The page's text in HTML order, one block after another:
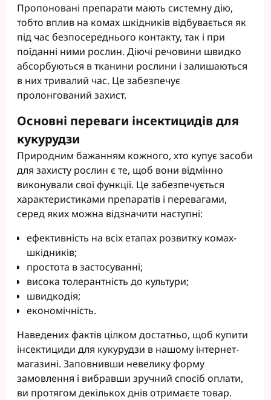
Пропоновані препарати мають системну дію,
тобто вплив на комах шкідників відбувається як
під час безпосереднього контакту, так і при
поїданні ними рослин. Діючі речовини швидко
абсорбуються в тканини рослини і залишаються
в них тривалий час. Це забезпечує
пролонгований захист.
Основні переваги інсектицидів для
кукурудзи
Природним бажанням кожного, хто купує засоби
для захисту рослин є те, щоб вони відмінно
виконували свої функції. Це забезпечується
характеристиками препаратів і перевагами,
серед яких можна відзначити наступні:
ефективність на всіх етапах розвитку комах-
шкідників;
простота в застосуванні;
висока толерантність до культури;
швидкодія;
економічність.
Наведених фактів цілком достатньо, щоб купити
інсектициди для кукурудзи в нашому інтернет-
магазині. Заповнивши невелику форму
замовлення і вибравши зручний спосіб оплати,
ви протягом декількох днів отримаєте товар.